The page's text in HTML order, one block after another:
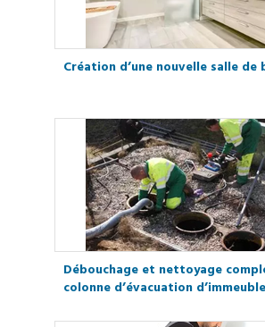
Création d’une nouvelle salle de
Débouchage et nettoyage
colonne d’évacuation d’immeuble